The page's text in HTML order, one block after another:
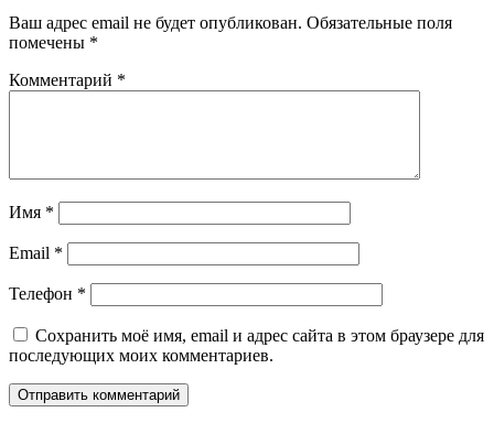
Ваш адрес email не будет опубликован. Обязательные поля
помечены *
Комментарий *
Имя *
Email *
Телефон *
Сохранить моё имя, email и адрес сайта в этом браузере для
последующих моих комментариев.